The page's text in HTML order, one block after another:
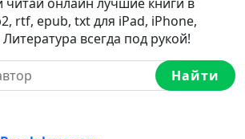
rtf, epub, txt для iPad, iPhone,
всегда под рукой!
Найти